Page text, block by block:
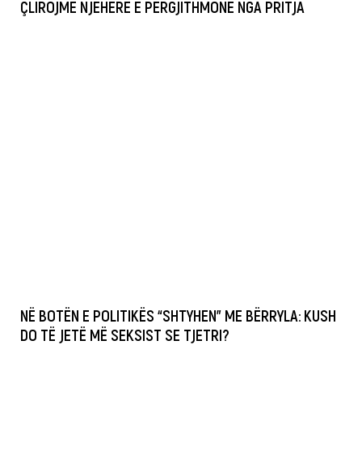
ÇLIROJMË NJËHERË E PËRGJITHMONË NGA PRITJA
NË BOTËN E POLITIKËS “SHTYHEN” ME BËRRYLA: KUSH
DO TË JETË MË SEKSIST SE TJETRI?